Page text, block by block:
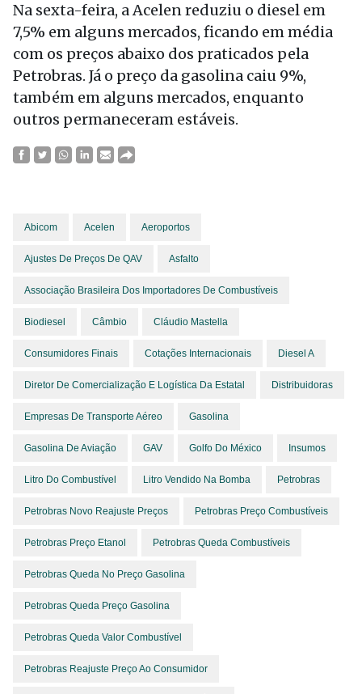
Na sexta-feira, a Acelen reduziu o diesel em
7,5% em alguns mercados, ficando em média
com os preços abaixo dos praticados pela
Petrobras. Já o preço da gasolina caiu 9%,
também em alguns mercados, enquanto
outros permaneceram estáveis.
Abicom Acelen Aeroportos
Ajustes De Preços De QAV Asfalto
Associação Brasileira Dos Importadores De Combustíveis
Biodiesel Câmbio Cláudio Mastella
Consumidores Finais Cotações Internacionais Diesel A
Diretor De Comercialização E Logística Da Estatal Distribuidoras
Empresas De Transporte Aéreo Gasolina
Gasolina De Aviação GAV Golfo Do México Insumos
Litro Do Combustível Litro Vendido Na Bomba Petrobras
Petrobras Novo Reajuste Preços Petrobras Preço Combustíveis
Petrobras Preço Etanol Petrobras Queda Combustíveis
Petrobras Queda No Preço Gasolina
Petrobras Queda Preço Gasolina
Petrobras Queda Valor Combustível
Petrobras Reajuste Preço Ao Consumidor